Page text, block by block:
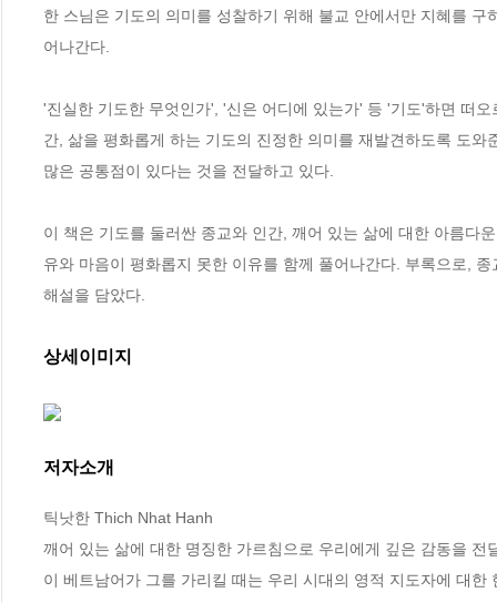
한 스님은 기도의 의미를 성찰하기 위해 불교 안에서만 지혜를
어나간다.
'진실한 기도한 무엇인가', '신은 어디에 있는가' 등 '기도'하면 떠
간, 삶을 평화롭게 하는 기도의 진정한 의미를 재발견하도록 도
많은 공통점이 있다는 것을 전달하고 있다.
이 책은 기도를 둘러싼 종교와 인간, 깨어 있는 삶에 대한 아름다
유와 마음이 평화롭지 못한 이유를 함께 풀어나간다. 부록으로,
해설을 담았다.
상세이미지
저자소개
틱낫한 Thich Nhat Hanh
깨어 있는 삶에 대한 명징한 가르침으로 우리에게 깊은 감동을 전
이 베트남어가 그를 가리킬 때는 우리 시대의 영적 지도자에 대